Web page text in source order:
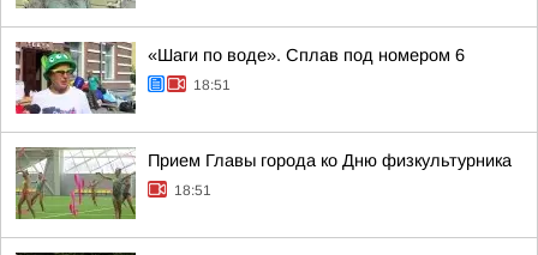
«Шаги по воде». Сплав под номером 6
18:51
Прием Главы города ко Дню физкультурника
18:51